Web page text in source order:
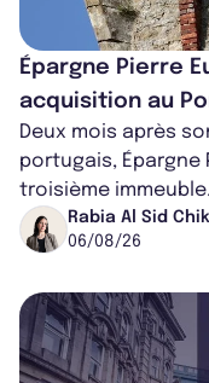
Épargne Pierre
acquisition au
Deux mois après
portugais, Épargne
troisième
dans le centre du
Rabia Al Sid
06/08/26